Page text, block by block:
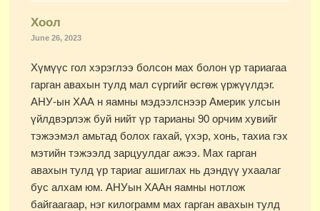
Хоол
June 26, 2023
Хүмүүс гол хэрэглээ болсон мах болон үр тариагаа
гарган авахын тулд мал сүргийг өсгөж үржүүлдэг.
АНУ-ын ХАА н яамны мэдээлснээр Америк улсын
үйлдвэрлэж буй нийт үр тарианы 90 орчим хувийг
тэжээмэл амьтад болох гахай, үхэр, хонь, тахиа гэх
мэтийн тэжээлд зарцуулдаг ажээ. Мах гарган
авахын тулд үр тариаг ашиглах нь дэндүү ухаалаг
бус алхам юм. АНУын ХААн яамны нотлож
байгаагаар, нэг килограмм мах гарган авахын тулд